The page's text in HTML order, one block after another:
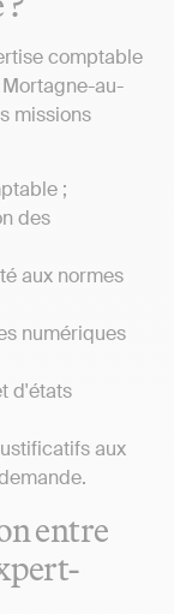
comptable
au-
missions
;
des
aux normes
numériques
d'états
aux
entre